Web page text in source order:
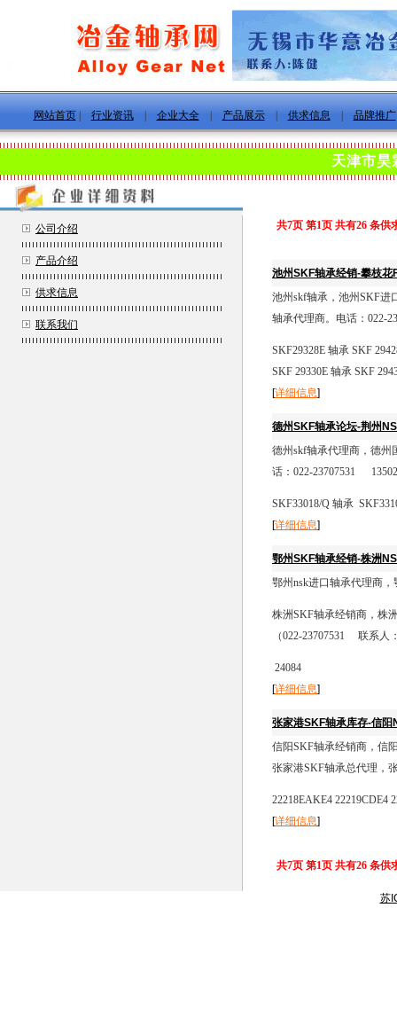
网站首页| 行业资讯| 企业大全| 产品展示| 供求信息 品牌推广
天津市昊
公司介绍
产品介绍
供求信息
联系我们
共7页 第1页 共有26 条供
池州SKF轴承经销-攀枝花
池州skf轴承，池州SKF
轴承代理商。电话：022-
SKF29328E 轴承 SKF
SKF 29330E 轴承 SKF
[详细信息]
德州SKF轴承论坛-荆州
德州skf轴承代理商，德
话：022-23707531
SKF33018/Q 轴承
[详细信息]
鄂州SKF轴承经销-株洲
鄂州nsk进口轴承代理商
株洲SKF轴承经销商，株
（022-23707531 联系人
24084
[详细信息]
张家港SKF轴承库存-信阳
信阳SKF轴承经销商，信
张家港SKF轴承总代理，
22218EAKE4 22219CDE4
[详细信息]
共7页 第1页 共有26 条供
苏